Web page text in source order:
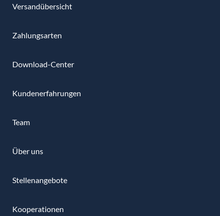
Versandübersicht
Zahlungsarten
Download-Center
Kundenerfahrungen
Team
Über uns
Stellenangebote
Kooperationen